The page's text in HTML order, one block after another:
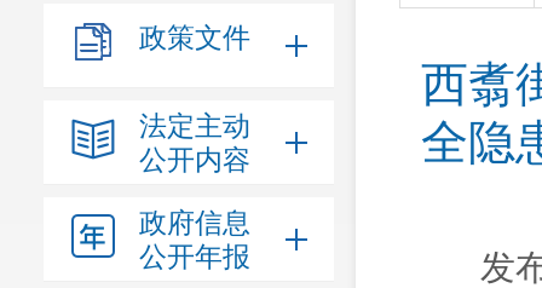
政策文件
法定主动
公开内容
政府信息
公开年报
西翥
全隐
发